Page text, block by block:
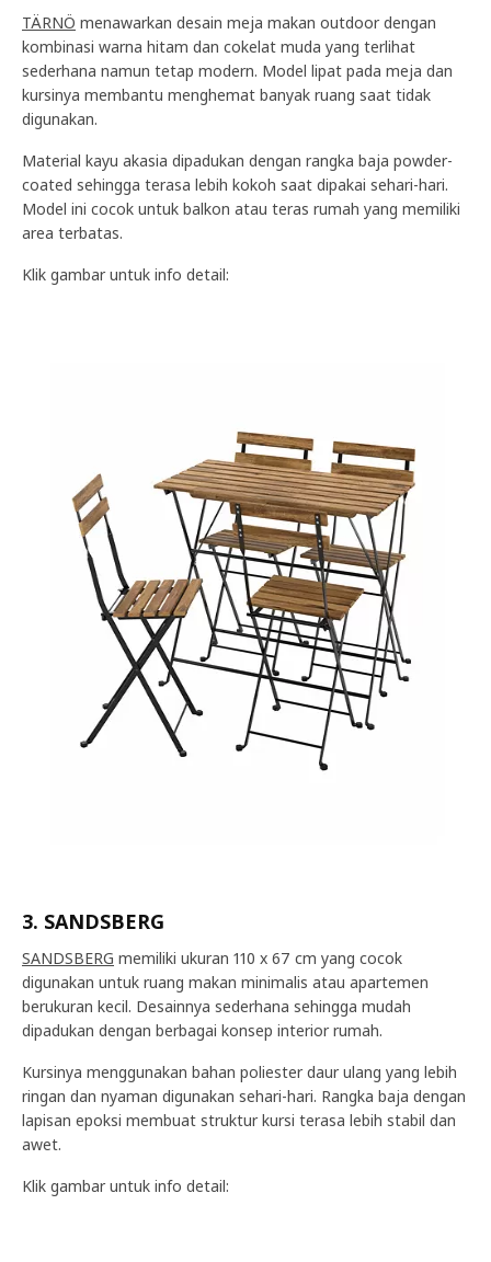
TÄRNÖ menawarkan desain meja makan outdoor dengan
kombinasi warna hitam dan cokelat muda yang terlihat
sederhana namun tetap modern. Model lipat pada meja dan
kursinya membantu menghemat banyak ruang saat tidak
digunakan.
Material kayu akasia dipadukan dengan rangka baja powder-
coated sehingga terasa lebih kokoh saat dipakai sehari-hari.
Model ini cocok untuk balkon atau teras rumah yang memiliki
area terbatas.
Klik gambar untuk info detail:
3. SANDSBERG
SANDSBERG memiliki ukuran 110 x 67 cm yang cocok
digunakan untuk ruang makan minimalis atau apartemen
berukuran kecil. Desainnya sederhana sehingga mudah
dipadukan dengan berbagai konsep interior rumah.
Kursinya menggunakan bahan poliester daur ulang yang lebih
ringan dan nyaman digunakan sehari-hari. Rangka baja dengan
lapisan epoksi membuat struktur kursi terasa lebih stabil dan
awet.
Klik gambar untuk info detail: